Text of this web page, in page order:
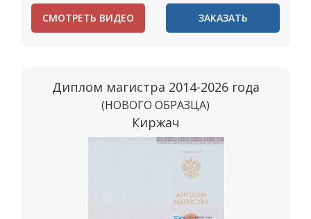
СМОТРЕТЬ ВИДЕО ЗАКАЗАТЬ
Диплом магистра 2014-2026 года
(НОВОГО ОБРАЗЦА)
Киржач